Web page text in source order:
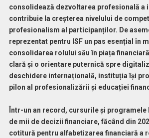
consolidează dezvoltarea profesională a
contribuie la creșterea nivelului de
profesionalism al participanților. De
reprezentat pentru ISF un pas esențial în
consolidarea rolului său în piața
clară și o orientare puternică spre
deschidere internațională, instituția își
pilon al profesionalizării și educației
Într-un an record, cursurile și programele
de mii de decizii financiare, făcând din
cotitură pentru alfabetizarea financiară a